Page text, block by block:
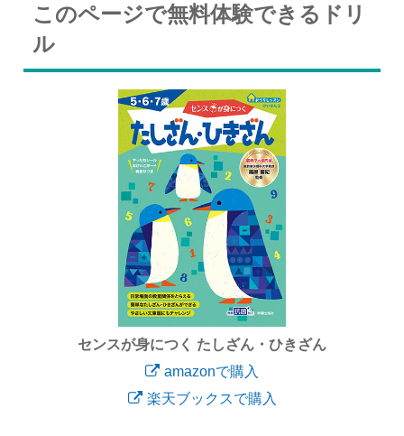
このページで無料体験できるドリ
ル
センスが身につく たしざん・ひきざん
amazonで購入
楽天ブックスで購入